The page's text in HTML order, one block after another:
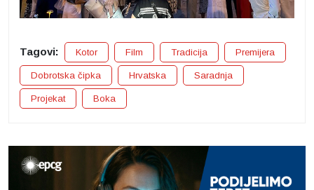
Tagovi: Kotor Film Tradicija Premijera
Dobrotska čipka Hrvatska Saradnja
Projekat Boka